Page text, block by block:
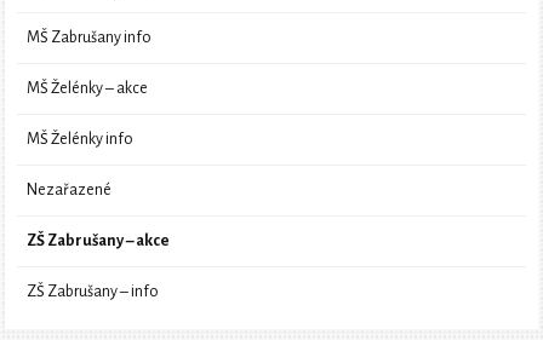
MŠ Zabrušany info
MŠ Želénky – akce
MŠ Želénky info
Nezařazené
ZŠ Zabrušany – akce
ZŠ Zabrušany – info